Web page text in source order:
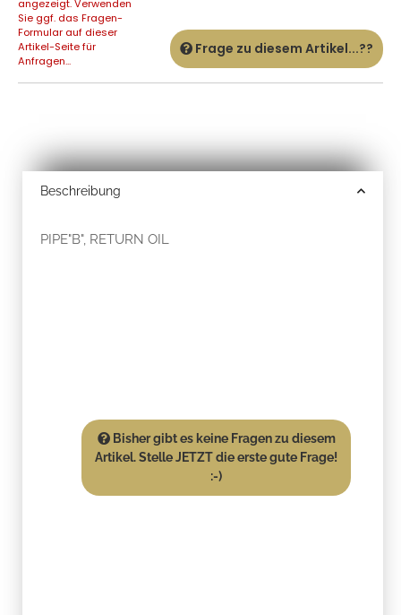
angezeigt. Verwenden
Sie ggf. das Fragen-
Formular auf dieser
Artikel-Seite für
Anfragen...
Frage zu diesem Artikel...??
Beschreibung
PIPE"B", RETURN OIL
Bisher gibt es keine Fragen zu diesem
Artikel. Stelle JETZT die erste gute Frage!
:-)